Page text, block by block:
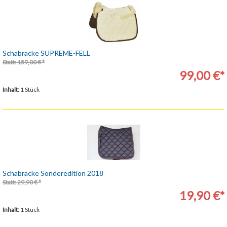
Schabracke SUPREME-FELL
Statt: 159,00 € *
99,00 €*
Inhalt: 1 Stück
Schabracke Sonderedition 2018
Statt: 29,90 € *
19,90 €*
Inhalt: 1 Stück